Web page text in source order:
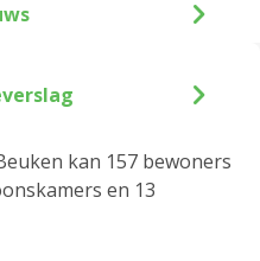
kan 157 bewoners
en 13